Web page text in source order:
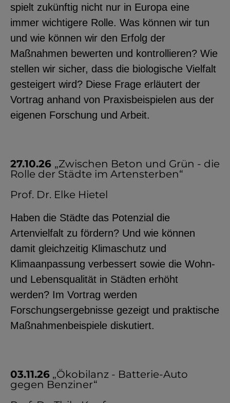
spielt zukünftig nicht nur in Europa eine
immer wichtigere Rolle. Was können wir tun
und wie können wir den Erfolg der
Maßnahmen bewerten und kontrollieren? Wie
stellen wir sicher, dass die biologische Vielfalt
gesteigert wird? Diese Frage erläutert der
Vortrag anhand von Praxisbeispielen aus der
eigenen Forschung und Arbeit.
27.10.26 „Zwischen Beton und Grün - die
Rolle der Städte im Artensterben“
Prof. Dr. Elke Hietel
Haben die Städte das Potenzial die
Artenvielfalt zu fördern? Und wie können
damit gleichzeitig Klimaschutz und
Klimaanpassung verbessert sowie die Wohn-
und Lebensqualität in Städten erhöht
werden? Im Vortrag werden
Forschungsergebnisse gezeigt und praktische
Maßnahmenbeispiele diskutiert.
03.11.26 „Ökobilanz - Batterie-Auto
gegen Benziner“